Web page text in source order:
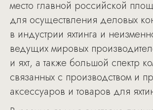
место главной российской
для осуществления деловых
в индустрии яхтинга и
ведущих мировых
и яхт, а также большой спектр
связанных с производством и
аксессуаров и товаров для